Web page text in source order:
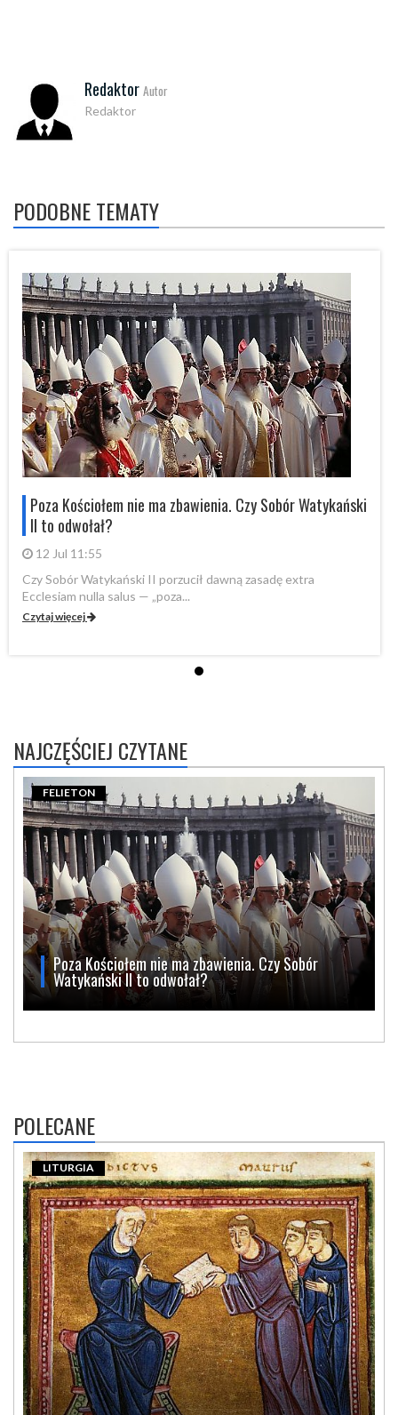
Redaktor Autor
Redaktor
PODOBNE TEMATY
Poza Kościołem nie ma zbawienia. Czy Sobór Watykański
II to odwołał?
12 Jul 11:55
Czy Sobór Watykański II porzucił dawną zasadę extra
Ecclesiam nulla salus — „poza...
Czytaj więcej
NAJCZĘŚCIEJ CZYTANE
Poza Kościołem nie ma zbawienia. Czy Sobór
Watykański II to odwołał?
FELIETON
POLECANE
LITURGIA